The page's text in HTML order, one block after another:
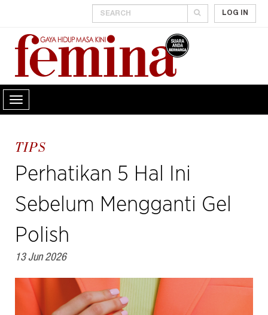
LOG IN
TIPS
Perhatikan 5 Hal Ini
Sebelum Mengganti Gel
Polish
13 Jun 2026